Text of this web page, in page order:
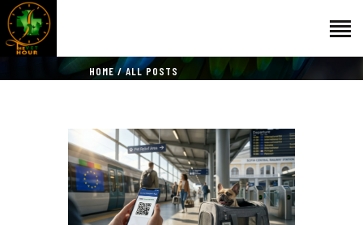
HOME ALL POSTS
ЕКИП
КАТАЛОГ
THE VET HOUR
БЛОГ